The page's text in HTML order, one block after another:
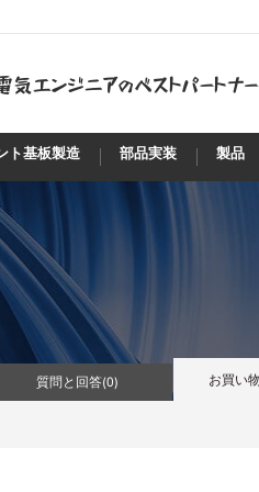
ト基板製造 部品実装 製品
質問と回答(0) お買い